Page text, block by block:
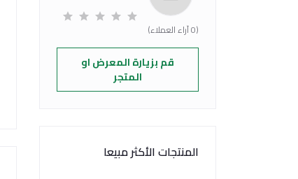
(0 آراء العملاء)
قم بزيارة المعرض او
المتجر
المنتجات الأكثر مبيعا